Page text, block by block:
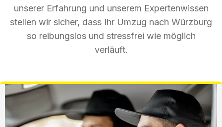
unserer Erfahrung und unserem Expertenwissen
stellen wir sicher, dass Ihr Umzug nach Würzburg
so reibungslos und stressfrei wie möglich
verläuft.